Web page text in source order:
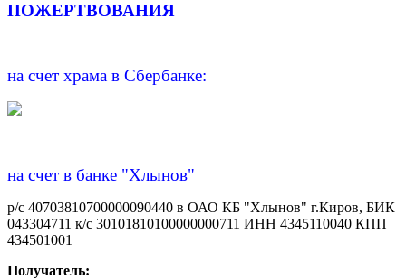
ПОЖЕРТВОВАНИЯ
на счет храма в Сбербанке:
на счет в банке "Хлынов"
р/с 40703810700000090440 в ОАО КБ "Хлынов" г.Киров, БИК
043304711 к/с 30101810100000000711 ИНН 4345110040 КПП
434501001
Получатель: